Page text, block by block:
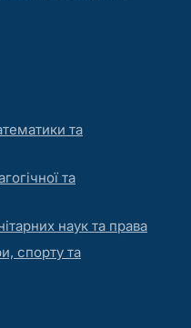
та
та
наук та права
спорту та